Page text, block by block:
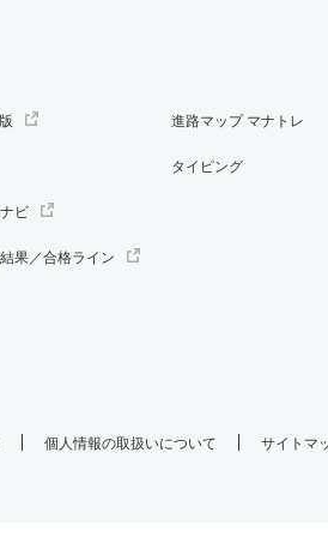
ビ
果／合格ライン
進路マップ マナトレ
タイピング
個人情報の取扱いについて サイトマ